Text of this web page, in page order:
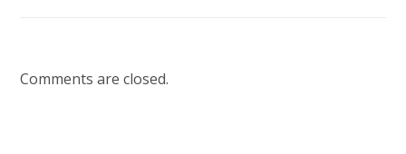
Comments are closed.